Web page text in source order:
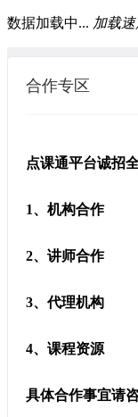
数据加载中... 加载
合作专区
点课通平台诚招
1、机构合作
2、讲师合作
3、代理机构
4、课程资源
具体合作事宜请